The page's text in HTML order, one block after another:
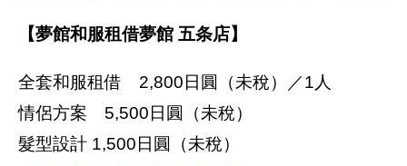
【夢館和服租借夢館 五条店】
全套和服租借 2,800日圓（未稅）／1人
情侶方案 5,500日圓（未稅）
髮型設計 1,500日圓（未稅）